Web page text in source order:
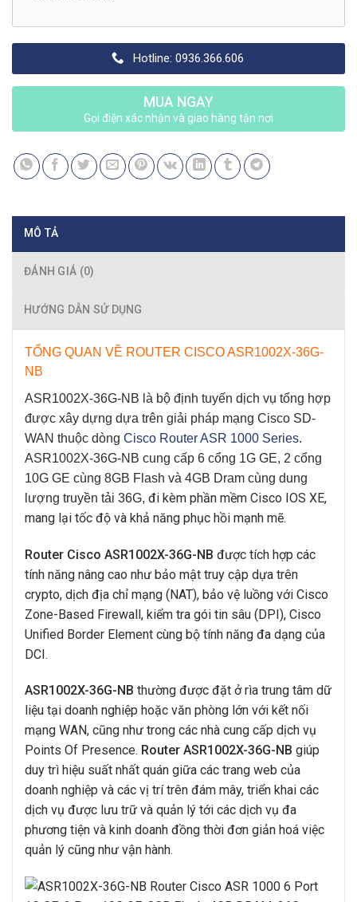
Hotline: 0936.366.606
MUA NGAY
Gọi điện xác nhận và giao hàng tận nơi
MÔ TẢ
ĐÁNH GIÁ (0)
HƯỚNG DẪN SỬ DỤNG
TỔNG QUAN VỀ ROUTER CISCO ASR1002X-36G-
NB
ASR1002X-36G-NB là bộ định tuyến dịch vụ tổng hợp
được xây dựng dựa trên giải pháp mạng Cisco SD-
WAN thuộc dòng Cisco Router ASR 1000 Series.
ASR1002X-36G-NB cung cấp 6 cổng 1G GE, 2 cổng
10G GE cùng 8GB Flash và 4GB Dram cùng dung
lượng truyền tải 36G, đi kèm phần mềm Cisco IOS XE,
mang lại tốc độ và khả năng phục hồi mạnh mẽ.
Router Cisco ASR1002X-36G-NB được tích hợp các
tính năng nâng cao như bảo mật truy cập dựa trên
crypto, dịch địa chỉ mạng (NAT), bảo vệ luồng với Cisco
Zone-Based Firewall, kiểm tra gói tin sâu (DPI), Cisco
Unified Border Element cùng bộ tính năng đa dạng của
DCI.
ASR1002X-36G-NB thường được đặt ở rìa trung tâm dữ
liệu tại doanh nghiệp hoặc văn phòng lớn với kết nối
mạng WAN, cũng như trong các nhà cung cấp dịch vụ
Points Of Presence. Router ASR1002X-36G-NB giúp
duy trì hiệu suất nhất quán giữa các trang web của
doanh nghiệp và các vị trí trên đám mây, triển khai các
dịch vụ được lưu trữ và quản lý tới các dịch vụ đa
phương tiện và kinh doanh đồng thời đơn giản hoá việc
quản lý cũng như vận hành.